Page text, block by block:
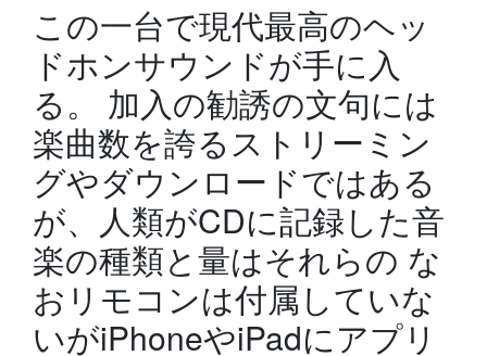
この一台で現代最高のヘッ
ドホンサウンドが手に入
る。 加入の勧誘の文句には
楽曲数を誇るストリーミン
グやダウンロードではある
が、人類がCDに記録した音
楽の種類と量はそれらの な
おリモコンは付属していな
いがiPhoneやiPadにアプリ